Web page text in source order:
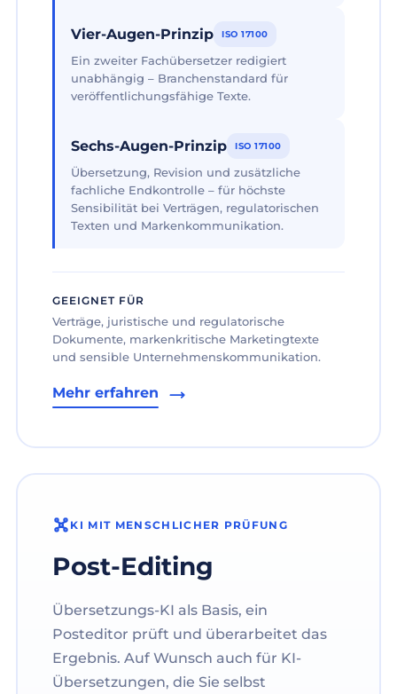
Vier-Augen-Prinzip ISO 17100
Ein zweiter Fachübersetzer redigiert
unabhängig – Branchenstandard für
veröffentlichungsfähige Texte.
Sechs-Augen-Prinzip ISO 17100
Übersetzung, Revision und zusätzliche
fachliche Endkontrolle – für höchste
Sensibilität bei Verträgen, regulatorischen
Texten und Markenkommunikation.
GEEIGNET FÜR
Verträge, juristische und regulatorische
Dokumente, markenkritische Marketingtexte
und sensible Unternehmenskommunikation.
Mehr erfahren
KI MIT MENSCHLICHER PRÜFUNG
Post-Editing
Übersetzungs-KI als Basis, ein
Posteditor prüft und überarbeitet das
Ergebnis. Auf Wunsch auch für KI-
Übersetzungen, die Sie selbst